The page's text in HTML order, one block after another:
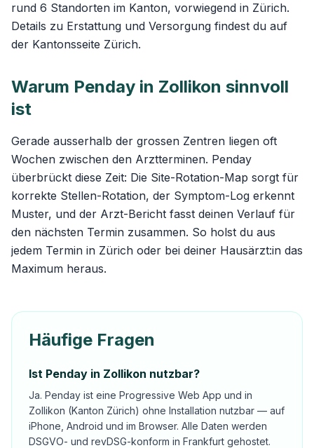
rund 6 Standorten im Kanton, vorwiegend in Zürich.
Details zu Erstattung und Versorgung findest du auf
der Kantonsseite Zürich.
Warum Penday in Zollikon sinnvoll
ist
Gerade ausserhalb der grossen Zentren liegen oft
Wochen zwischen den Arztterminen. Penday
überbrückt diese Zeit: Die Site-Rotation-Map sorgt für
korrekte Stellen-Rotation, der Symptom-Log erkennt
Muster, und der Arzt-Bericht fasst deinen Verlauf für
den nächsten Termin zusammen. So holst du aus
jedem Termin in Zürich oder bei deiner Hausärzt:in das
Maximum heraus.
Häufige Fragen
Ist Penday in Zollikon nutzbar?
Ja. Penday ist eine Progressive Web App und in
Zollikon (Kanton Zürich) ohne Installation nutzbar — auf
iPhone, Android und im Browser. Alle Daten werden
DSGVO- und revDSG-konform in Frankfurt gehostet.